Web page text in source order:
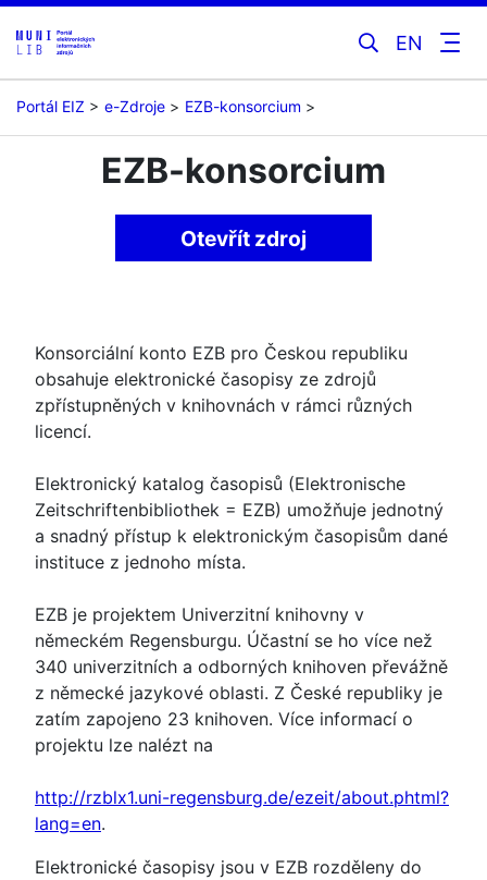
EN
Portál EIZ e-Zdroje EZB-konsorcium
EZB-konsorcium
Otevřít zdroj
Konsorciální konto EZB pro Českou republiku
obsahuje elektronické časopisy ze zdrojů
zpřístupněných v knihovnách v rámci různých
licencí.
Elektronický katalog časopisů (Elektronische
Zeitschriftenbibliothek = EZB) umožňuje jednotný
a snadný přístup k elektronickým časopisům dané
instituce z jednoho místa.
EZB je projektem Univerzitní knihovny v
německém Regensburgu. Účastní se ho více než
340 univerzitních a odborných knihoven převážně
z německé jazykové oblasti. Z České republiky je
zatím zapojeno 23 knihoven. Více informací o
projektu lze nalézt na
http://rzblx1.uni-regensburg.de/ezeit/about.phtml?
lang=en.
Elektronické časopisy jsou v EZB rozděleny do